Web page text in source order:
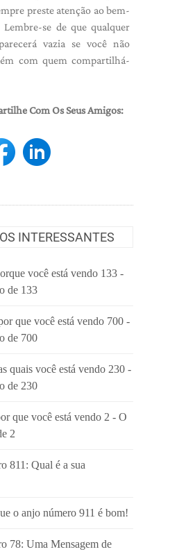
preste atenção ao bem-
Lembre-se de que qualquer
vazia se você não
com quem compartilhá-
Com Os Seus Amigos:
INTERESSANTES
você está vendo 133 -
de 133
que você está vendo 700 -
de 700
quais você está vendo 230 -
de 230
que você está vendo 2 - O
2
811: Qual é a sua
o anjo número 911 é bom!
78: Uma Mensagem de